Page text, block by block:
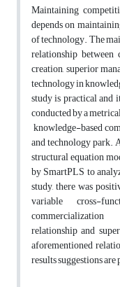
Maintaining
depends on
of technology. The
relationship
creation, superior
technology in
study is practical and
conducted by a
knowledge-based
and technology park.
structural equation
by SmartPLS to
study, there was
variable cross-
commercialization
relationship and
aforementioned
results suggestions are